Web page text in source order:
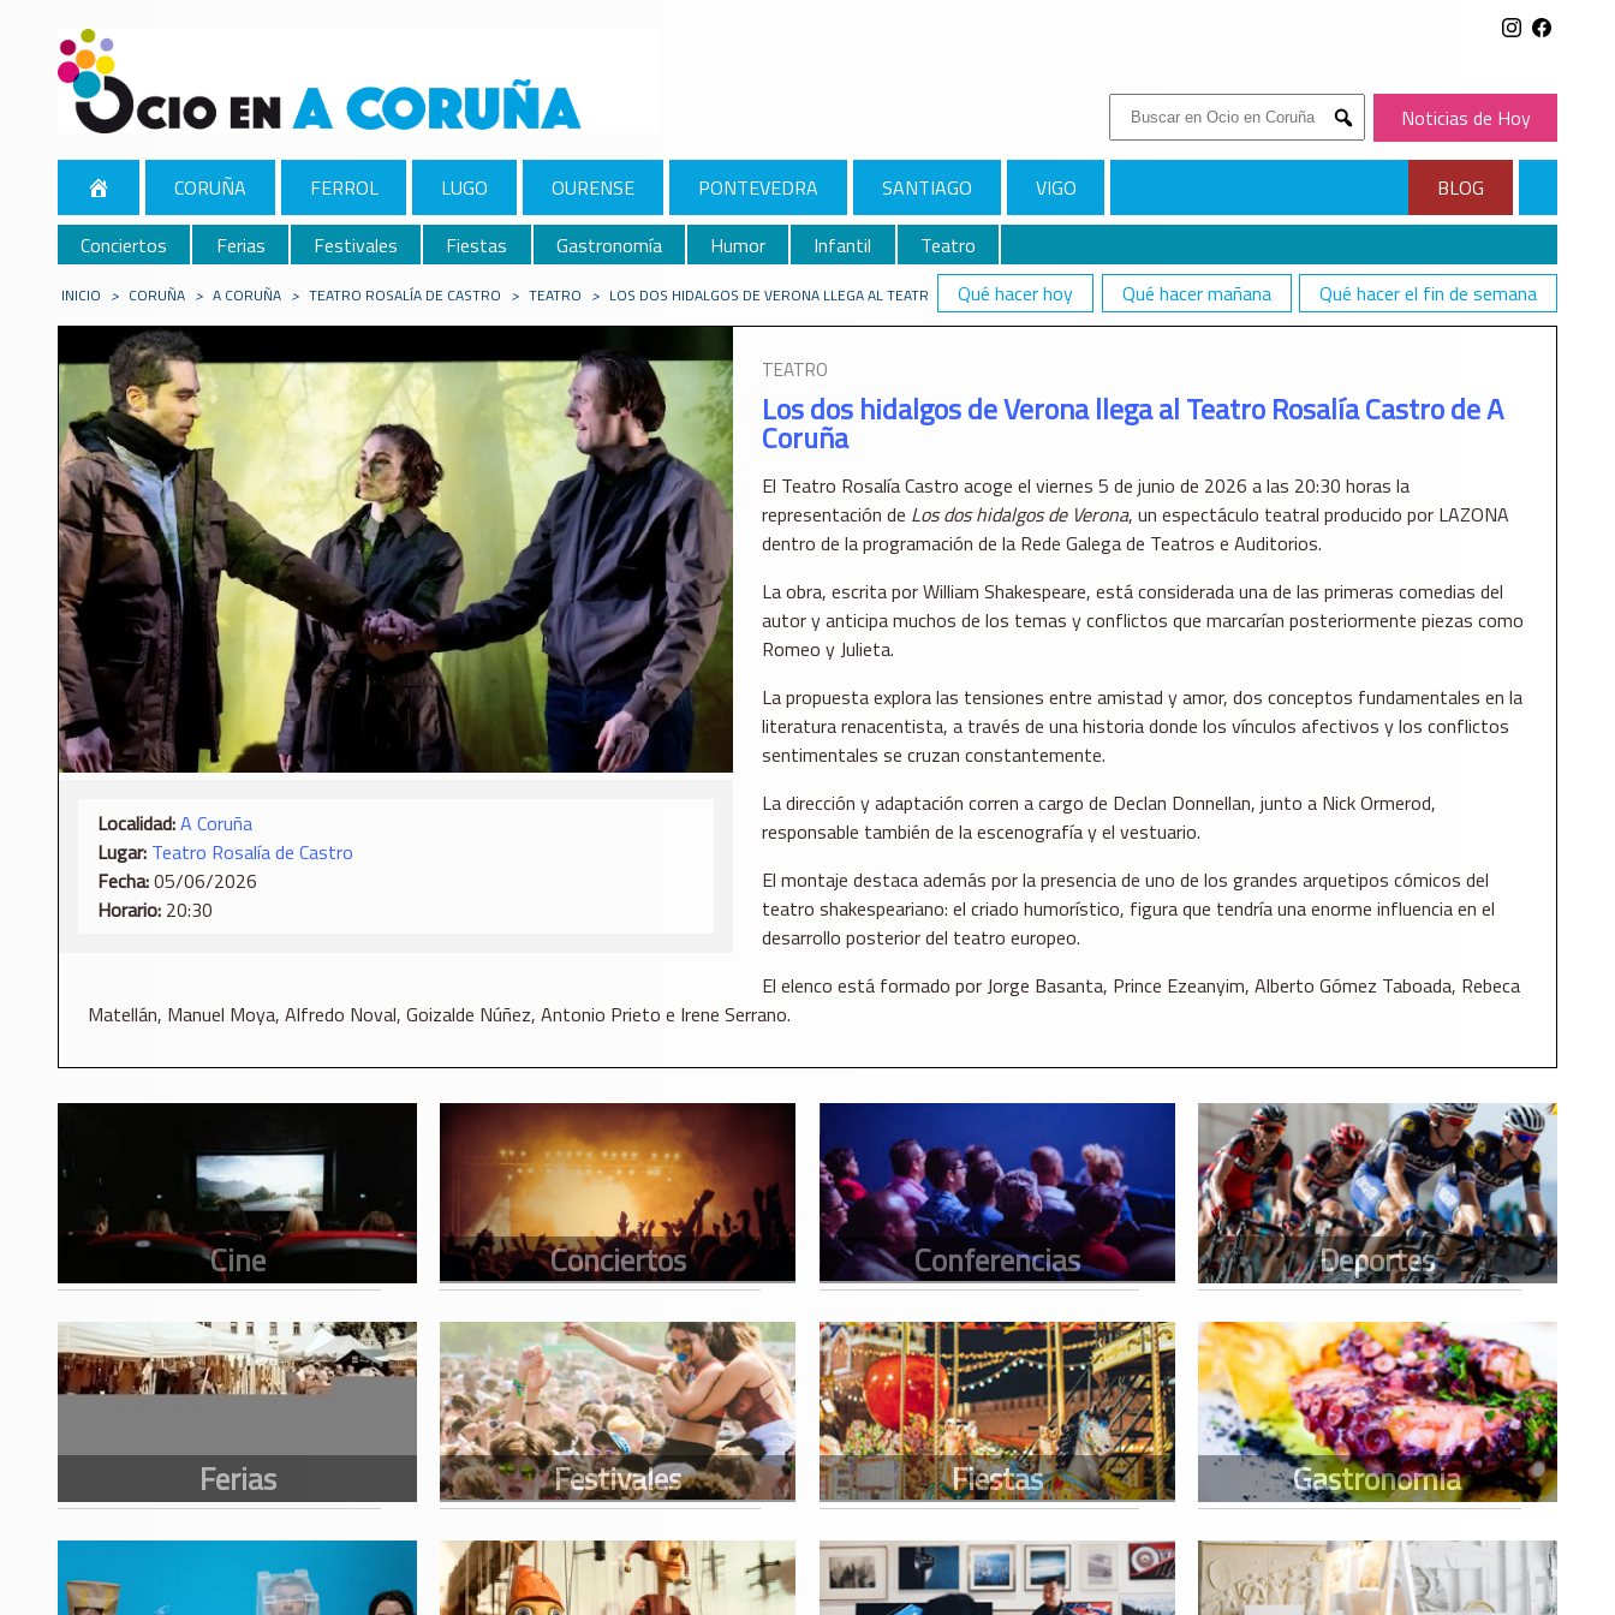
Buscar:
Submit
Noticias de Hoy
CORUÑA FERROL LUGO OURENSE PONTEVEDRA SANTIAGO VIGO
BLOG
Conciertos
Ferias Festivales Fiestas Gastronomía Humor Infantil
Teatro
Qué hacer hoy
Qué hacer mañana Qué hacer el fin de semana
INICIO > CORUÑA > A CORUÑA > TEATRO ROSALÍA DE CASTRO > TEATRO > LOS DOS HIDALGOS DE VERONA LLEGA AL TEATRO ROSALÍA CASTRO DE A CORUÑA
Localidad:A Coruña
Lugar: Teatro Rosalía de Castro
Fecha:05/06/2026
Horario: 20:30
TEATRO
Los dos hidalgos de Verona llega al Teatro Rosalía Castro de A
Coruña
El Teatro Rosalía Castro acoge el viernes 5 de junio de 2026 a las 20:30 horas la
representación de Los dos hidalgos de Verona, un espectáculo teatral producido por LAZONA
dentro de la programación de la Rede Galega de Teatros e Auditorios.
La obra, escrita porWilliam Shakespeare, está considerada una de las primeras comedias del
autor y anticipa muchos de los temas y conflictos que marcarían posteriormente piezas como
Romeo y Julieta.
La propuesta explora las tensiones entre amistad y amor, dos conceptos fundamentales en la
literatura renacentista, a través de una historia donde los vínculos afectivos y los conflictos
sentimentales se cruzan constantemente.
La dirección y adaptación corren a cargo de Declan Donnellan, junto a Nick Ormerod,
responsable también de la escenografía y el vestuario.
El montaje destaca además por la presencia de uno de los grandes arquetipos cómicos del
teatro shakespeariano: el criado humorístico, figura que tendría una enorme influencia en el
desarrollo posterior del teatro europeo.
El elenco está formado porJorge Basanta, Prince Ezeanyim, Alberto Gómez Taboada, Rebeca
Matellán, Manuel Moya, Alfredo Noval, Goizalde Núñez, Antonio Prieto e Irene Serrano.